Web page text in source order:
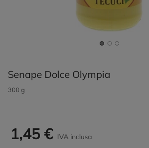
Senape Dolce Olympia
300 g
1,45 € IVA inclusa